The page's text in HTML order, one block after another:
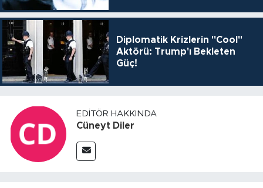
Diplomatik Krizlerin "Cool"
Aktörü: Trump'ı Bekleten
Güç!
EDITÖR HAKKINDA
Cüneyt Diler